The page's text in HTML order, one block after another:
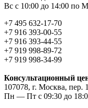
Вс с 10:00 до 14:00 по
+7 495 632-17-70
+7 916 393-00-55
+7 916 393-44-55
+7 919 998-89-72
+7 919 998-34-99
Консультационный
107078, г. Москва, пер.
Пн — Пт с 09:30 до